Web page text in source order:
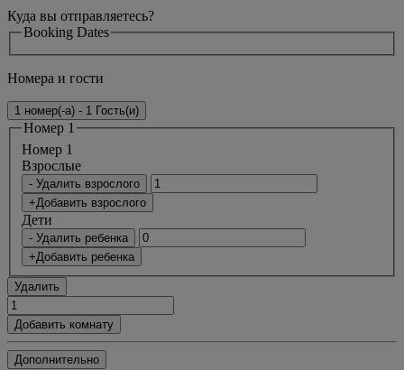
Куда вы отправляетесь?
Booking Dates
Номера и гости
1 номер(-а) - 1 Гость(и)
Номер 1
Номер 1
Bзрослые
- Удалить взрослого
+Добавить взрослого
Дети
- Удалить ребенка
+Добавить ребенка
Удалить
Добавить комнату
Дополнительно